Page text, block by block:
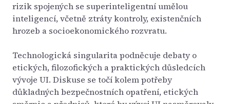
rizik spojených se superinteligentní umělou
inteligencí, včetně ztráty kontroly, existenčních
hrozeb a socioekonomického rozvratu.
Technologická singularita podněcuje debaty o
etických, filozofických a praktických důsledcích
vývoje UI. Diskuse se točí kolem potřeby
důkladných bezpečnostních opatření, etických